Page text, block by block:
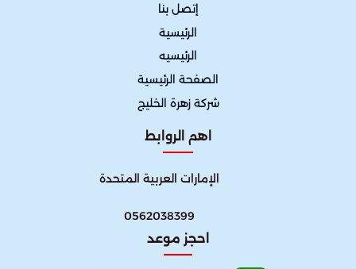
إتصل بنا
الرئيسية
الرئيسيه
الصفحة الرئيسية
شركة زهرة الخليج
اهم الروابط
الإمارات العربية المتحدة
0562038399
احجز موعد